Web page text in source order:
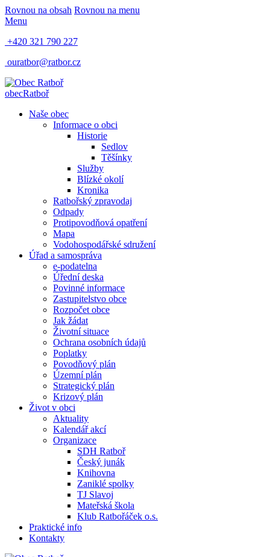
Rovnou na obsah Rovnou na menu
Menu
+420 321 790 227
ouratbor@ratbor.cz
obecRatboř
Naše obec
Informace o obci
Historie
Sedlov
Těšínky
Služby
Blízké okolí
Kronika
Ratbořský zpravodaj
Odpady
Protipovodňová opatření
Mapa
Vodohospodářské sdružení
Úřad a samospráva
e-podatelna
Úřední deska
Povinné informace
Zastupitelstvo obce
Rozpočet obce
Jak žádat
Životní situace
Ochrana osobních údajů
Poplatky
Povodňový plán
Územní plán
Strategický plán
Krizový plán
Život v obci
Aktuality
Kalendář akcí
Organizace
SDH Ratboř
Český junák
Knihovna
Zaniklé spolky
TJ Slavoj
Mateřská škola
Klub Ratbořáček o.s.
Praktické info
Kontakty